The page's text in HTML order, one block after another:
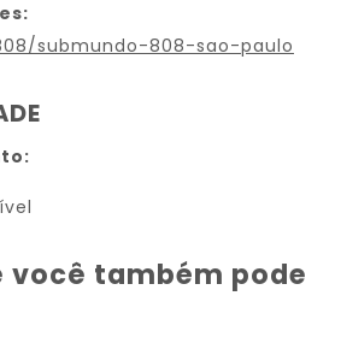
submundo-808-sao-paulo
você também pode